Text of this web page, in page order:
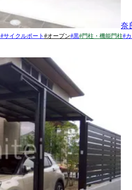
奈
#サイクルポート #オープン#黒#門柱・機能門柱#